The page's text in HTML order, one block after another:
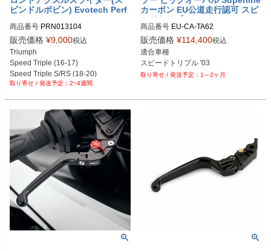
ピンドルボビン) Evotech Perf
商品番号 PRN013104
PRN013104-01
PRN013104-02
PRN013104-03
PRN013104-04
PRN013104-05
PRN013104-07
販売価格 ¥9,000税込
Triumph
Speed Triple (16-17)
Speed Triple S/RS (18-20)
Speed Triple 1200 RR (22-)
2~4週間
カーボン EU公道走行認可 スピ
ードトリプル '03 EU/CA/TA62
商品番号 EU-CA-TA62
メーカー型番：EU/CA/TA62
EUD型番：mvg_EU-CA-TA62
販売価格 ¥114,400税込
適合車種
スピードトリプル '03
1～2ヶ月